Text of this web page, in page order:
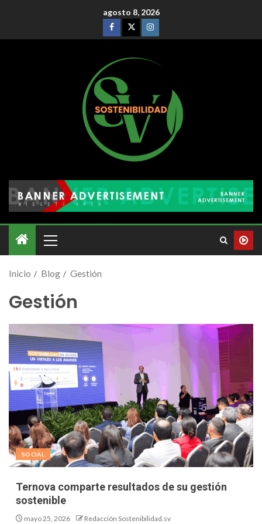
agosto 8, 2026
Inicio Blog Gestión
Gestión
SOCIAL
Ternova comparte resultados de su gestión
sostenible
mayo 25, 2026 Redacción Sostenibilidad.sv